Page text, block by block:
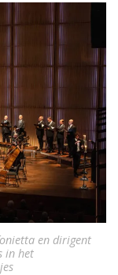
en dirigent
in het